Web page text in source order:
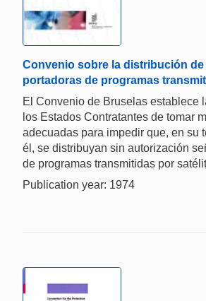
Convenio sobre la distribución de
portadoras de programas
El Convenio de Bruselas establece
los Estados Contratantes de tomar
adecuadas para impedir que, en su
él, se distribuyan sin autorización
de programas transmitidas por
Publication year: 1974